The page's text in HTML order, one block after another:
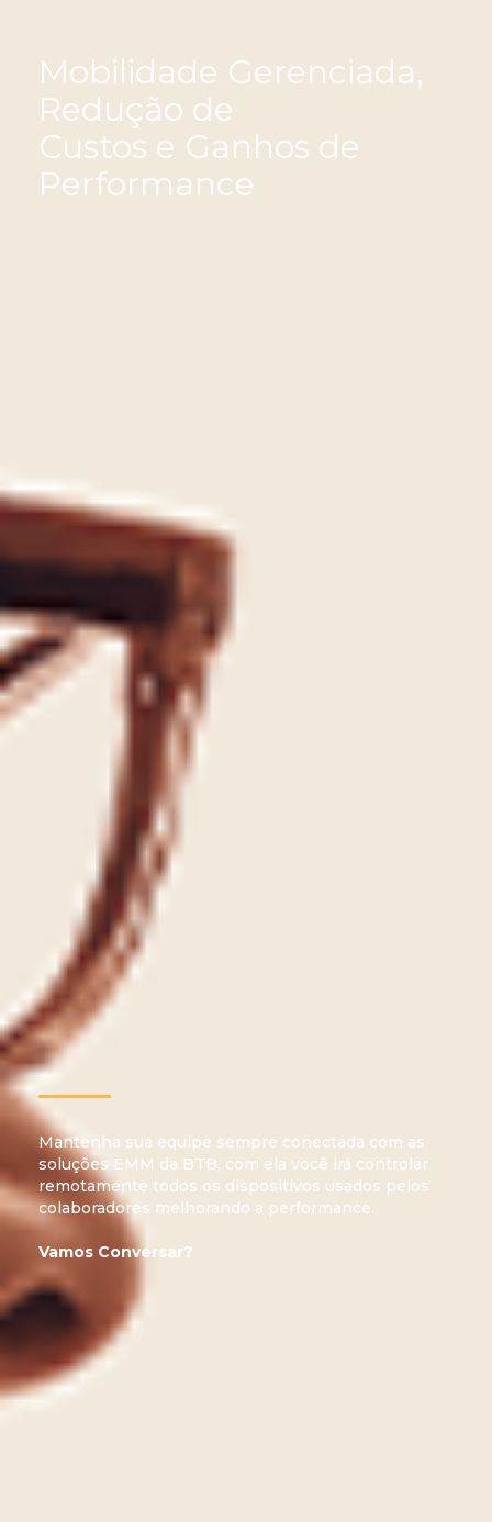
Mobilidade Gerenciada,
Redução de
Custos e Ganhos de
Performance
Mantenha sua equipe sempre conectada com as
soluções EMM da BTB, com ela você irá controlar
remotamente todos os dispositivos usados pelos
colaboradores melhorando a performance.
Vamos Conversar?